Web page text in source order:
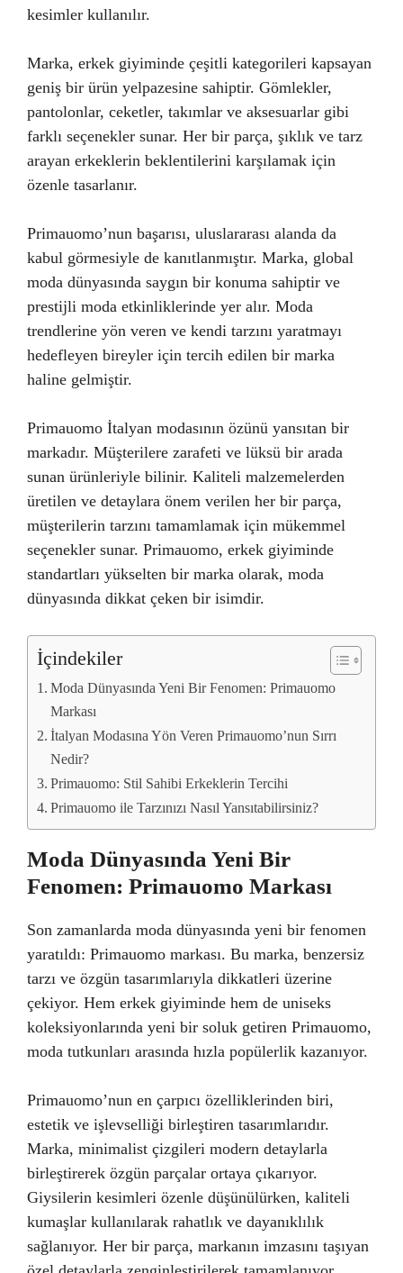
kesimler kullanılır.
Marka, erkek giyiminde çeşitli kategorileri kapsayan
geniş bir ürün yelpazesine sahiptir. Gömlekler,
pantolonlar, ceketler, takımlar ve aksesuarlar gibi
farklı seçenekler sunar. Her bir parça, şıklık ve tarz
arayan erkeklerin beklentilerini karşılamak için
özenle tasarlanır.
Primauomo’nun başarısı, uluslararası alanda da
kabul görmesiyle de kanıtlanmıştır. Marka, global
moda dünyasında saygın bir konuma sahiptir ve
prestijli moda etkinliklerinde yer alır. Moda
trendlerine yön veren ve kendi tarzını yaratmayı
hedefleyen bireyler için tercih edilen bir marka
haline gelmiştir.
Primauomo İtalyan modasının özünü yansıtan bir
markadır. Müşterilere zarafeti ve lüksü bir arada
sunan ürünleriyle bilinir. Kaliteli malzemelerden
üretilen ve detaylara önem verilen her bir parça,
müşterilerin tarzını tamamlamak için mükemmel
seçenekler sunar. Primauomo, erkek giyiminde
standartları yükselten bir marka olarak, moda
dünyasında dikkat çeken bir isimdir.
İçindekiler
Moda Dünyasında Yeni Bir Fenomen: Primauomo
Markası
İtalyan Modasına Yön Veren Primauomo’nun Sırrı
Nedir?
Primauomo: Stil Sahibi Erkeklerin Tercihi
Primauomo ile Tarzınızı Nasıl Yansıtabilirsiniz?
Moda Dünyasında Yeni Bir
Fenomen: Primauomo Markası
Son zamanlarda moda dünyasında yeni bir fenomen
yaratıldı: Primauomo markası. Bu marka, benzersiz
tarzı ve özgün tasarımlarıyla dikkatleri üzerine
çekiyor. Hem erkek giyiminde hem de uniseks
koleksiyonlarında yeni bir soluk getiren Primauomo,
moda tutkunları arasında hızla popülerlik kazanıyor.
Primauomo’nun en çarpıcı özelliklerinden biri,
estetik ve işlevselliği birleştiren tasarımlarıdır.
Marka, minimalist çizgileri modern detaylarla
birleştirerek özgün parçalar ortaya çıkarıyor.
Giysilerin kesimleri özenle düşünülürken, kaliteli
kumaşlar kullanılarak rahatlık ve dayanıklılık
sağlanıyor. Her bir parça, markanın imzasını taşıyan